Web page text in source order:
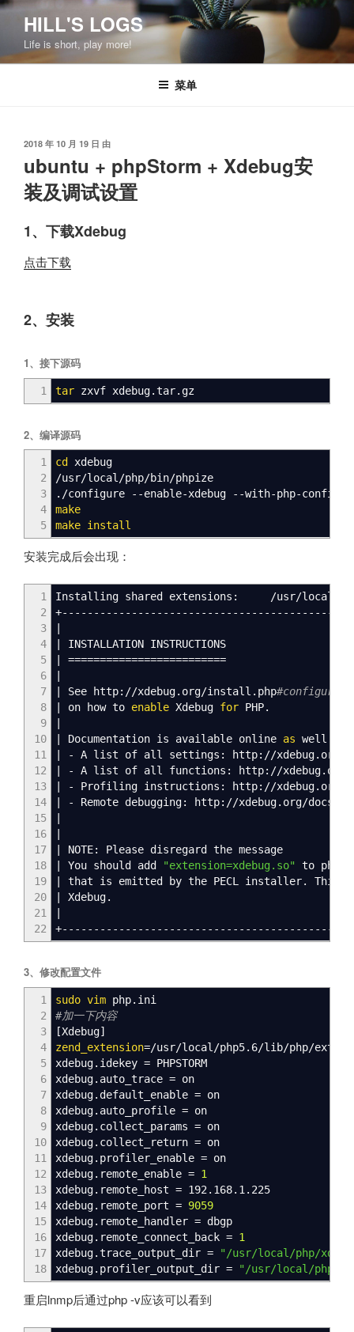
跳
容
HILL'S LOGS
Life is short, play more!
菜单
发
于
2018 年 10 月 19 日 由
ubuntu + phpStorm + Xdebug安
装及调试设置
1、下载Xdebug
点击下载
2、安装
1、接下源码
1 tar zxvf xdebug.tar.gz
2、编译源码
1
2
3
4
5
cd
xdebug
/usr/local/php/bin/phpize
. /configure --enable-xdebug --with-php-config=
make
make install
安装完成后会出现：
1
2
3
4
5
6
7
8
9
10
11
12
13
14
15
16
17
18
19
20
21
22
Installing shared extensions: /usr/local
INSTALLATION INSTRUCTIONS
=========================
See http: //xdebug.org/install.php#configure-
on how to enable Xdebug for PHP.
Documentation is available online as well:
- A list of all settings: http: //xdebug.org
- A list of all functions: http: //xdebug.org
- Profiling instructions: http: //xdebug.org
- Remote debugging: http: //xdebug.org/docs-
NOTE: Please disregard the message
You should add "extension=xdebug.so" to
that is emitted by the PECL installer. This
Xdebug.
3、修改配置文件
1
2
3
4
5
6
7
8
9
10
11
12
13
14
15
16
17
18
sudo vim php.ini
#加一下内容
[Xdebug]
zend_extension=/usr/local /php5.6/lib/php/
xdebug.idekey = PHPSTORM
xdebug.auto_trace = on
xdebug.default_enable = on
xdebug.auto_profile = on
xdebug.collect_params = on
xdebug.collect_return = on
xdebug.profiler_enable = on
xdebug.remote_enable = 1
xdebug.remote_host = 192.168.1.225
xdebug.remote_port = 9059
xdebug.remote_handler = dbgp
xdebug.remote_connect_back = 1
xdebug.trace_output_dir =
"/usr/local/php/
xdebug.profiler_output_dir =
"/usr/local/php/
重启lnmp后通过php -v应该可以看到